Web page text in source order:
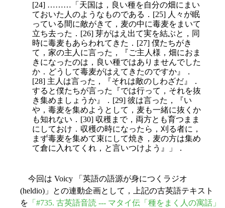
[24] ………「天国は，良い種を自分の畑にまい
ておいた人のようなものである．[25] 人々が眠
っている間に敵がきて，麦の中に毒麦をまいて
立ち去った．[26] 芽がはえ出て実を結ぶと，同
時に毒麦もあらわれてきた．[27] 僕たちがき
て，家の主人に言った，『ご主人様，畑におま
きになったのは，良い種ではありませんでした
か．どうして毒麦がはえてきたのですか』．
[28] 主人は言った，『それは敵のしわざだ』．
すると僕たちが言った『では行って，それを抜
き集めましょうか』．[29] 彼は言った，『い
や，毒麦を集めようとして，麦も一緒に抜くか
も知れない．[30] 収穫まで，両方とも育つまま
にしておけ．収穫の時になったら，刈る者に，
まず毒麦を集めて束にして焼き，麦の方は集め
て倉に入れてくれ，と言いつけよう』」．
今回は Voicy 「英語の語源が身につくラジオ
(heldio)」との連動企画として，上記の古英語テキスト
を 「#735. 古英語音読 --- マタイ伝「種をまく人の寓話」